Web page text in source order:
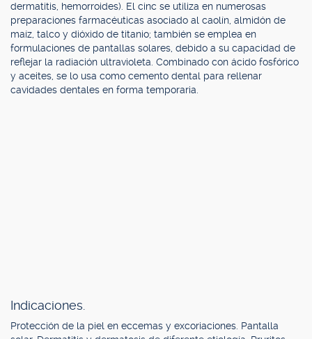
dermatitis, hemorroides). El cinc se utiliza en numerosas
preparaciones farmacéuticas asociado al caolín, almidón de
maíz, talco y dióxido de titanio; también se emplea en
formulaciones de pantallas solares, debido a su capacidad de
reflejar la radiación ultravioleta. Combinado con ácido fosfórico
y aceites, se lo usa como cemento dental para rellenar
cavidades dentales en forma temporaria.
Indicaciones.
Protección de la piel en eccemas y excoriaciones. Pantalla